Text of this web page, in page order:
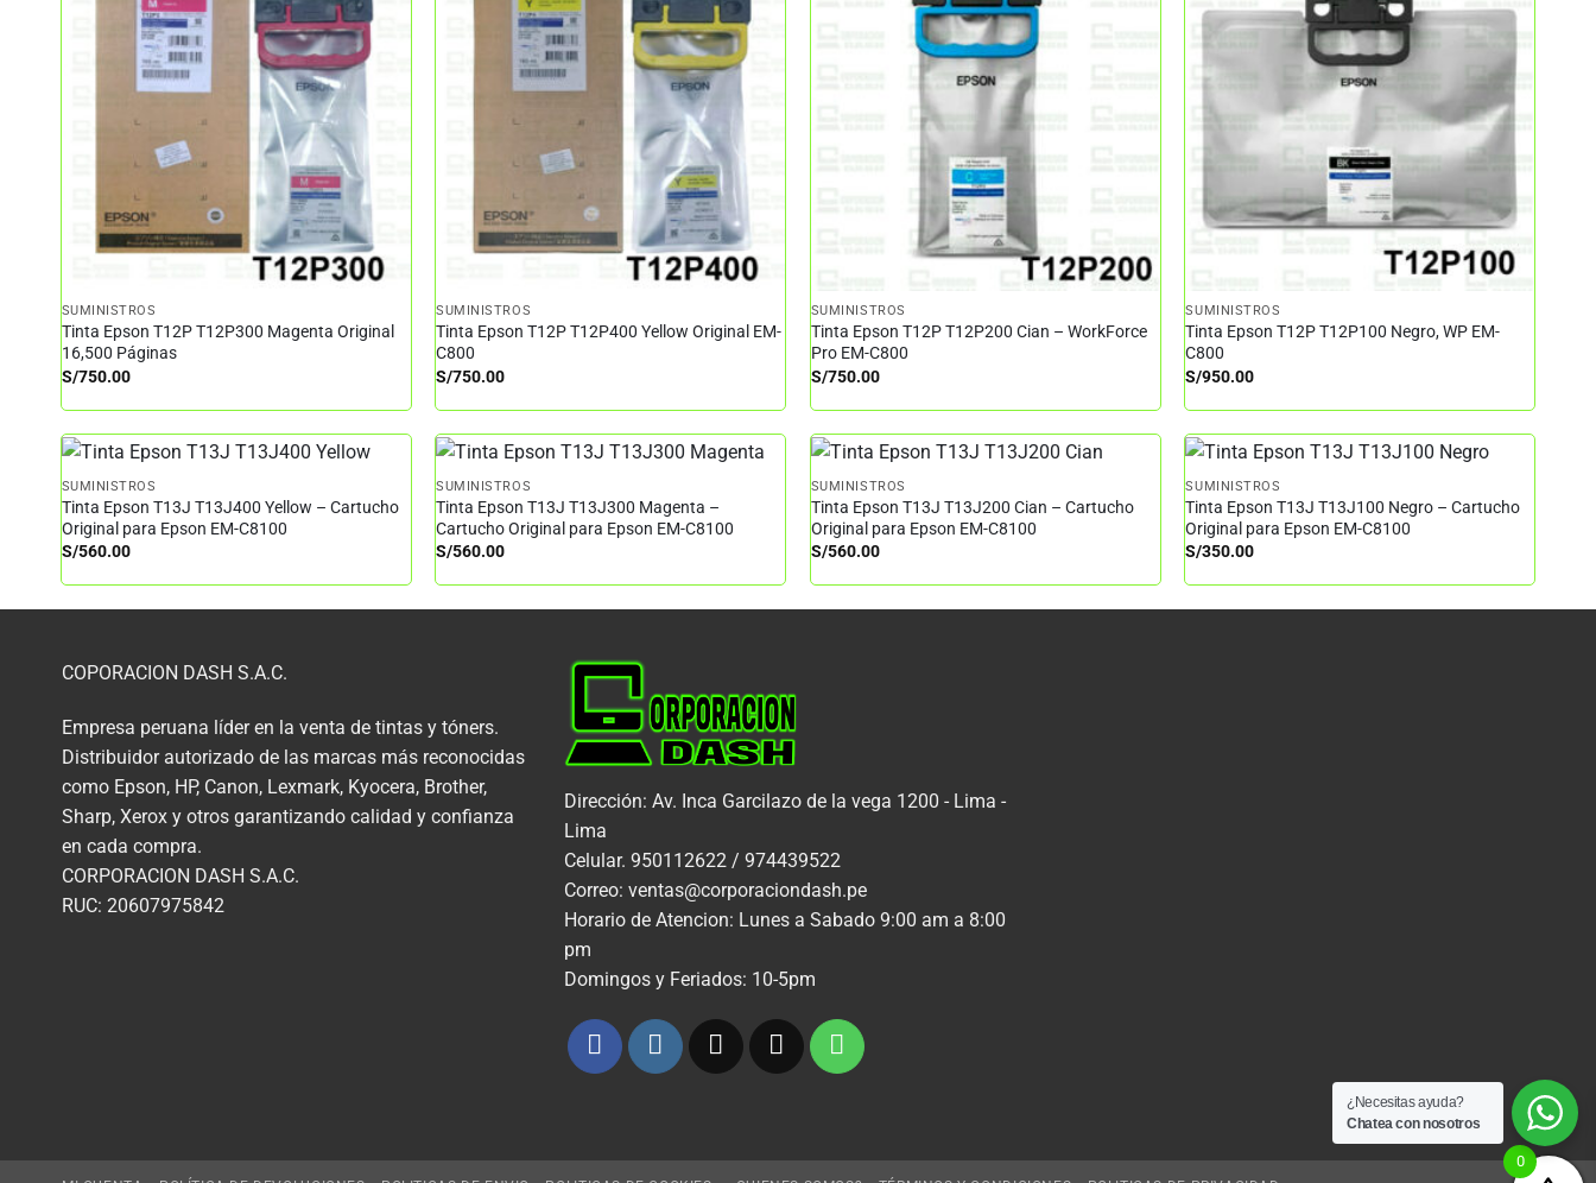
SUMINISTROS
Tinta Epson T12P T12P300 Magenta Original
16,500 Páginas
S/750.00
SUMINISTROS
Tinta Epson T12P T12P400 Yellow Original EM-
C800
S/750.00
SUMINISTROS
Tinta Epson T12P T12P200 Cian – WorkForce
Pro EM-C800
S/750.00
SUMINISTROS
Tinta Epson T12P T12P100 Negro, WP EM-
C800
S/950.00
SUMINISTROS
Tinta Epson T13J T13J400 Yellow – Cartucho
Original para Epson EM-C8100
S/560.00
SUMINISTROS
Tinta Epson T13J T13J300 Magenta –
Cartucho Original para Epson EM-C8100
S/560.00
SUMINISTROS
Tinta Epson T13J T13J200 Cian – Cartucho
Original para Epson EM-C8100
S/560.00
SUMINISTROS
Tinta Epson T13J T13J100 Negro – Cartucho
Original para Epson EM-C8100
S/350.00
COPORACION DASH S.A.C.
Empresa peruana líder en la venta de tintas y tóners.
Distribuidor autorizado de las marcas más reconocidas
como Epson, HP, Canon, Lexmark, Kyocera, Brother,
Sharp, Xerox y otros garantizando calidad y confianza
en cada compra.
CORPORACION DASH S.A.C.
RUC: 20607975842
Dirección: Av. Inca Garcilazo de la vega 1200 - Lima -
Lima
Celular. 950112622 / 974439522
Correo: ventas@corporaciondash.pe
Horario de Atencion: Lunes a Sabado 9:00 am a 8:00
pm
Domingos y Feriados: 10-5pm
¿Necesitas ayuda?
Chatea con nosotros
0